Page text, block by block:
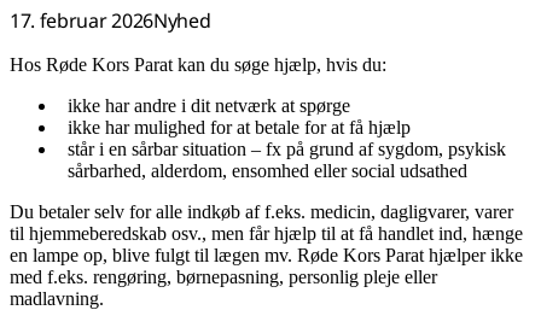
17. februar 2026Nyhed
Hos Røde Kors Parat kan du søge hjælp, hvis du:
ikke har andre i dit netværk at spørge
ikke har mulighed for at betale for at få hjælp
står i en sårbar situation – fx på grund af sygdom, psykisk
sårbarhed, alderdom, ensomhed eller social udsathed
Du betaler selv for alle indkøb af f.eks. medicin, dagligvarer, varer
til hjemmeberedskab osv., men får hjælp til at få handlet ind, hænge
en lampe op, blive fulgt til lægen mv. Røde Kors Parat hjælper ikke
med f.eks. rengøring, børnepasning, personlig pleje eller
madlavning.